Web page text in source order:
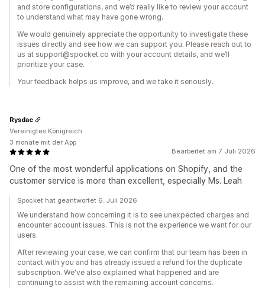
and store configurations, and we’d really like to review your account
to understand what may have gone wrong.
We would genuinely appreciate the opportunity to investigate these
issues directly and see how we can support you. Please reach out to
us at support@spocket.co with your account details, and we’ll
prioritize your case.
Your feedback helps us improve, and we take it seriously.
Bearbeitet am 7. Juli 2026
One of the most wonderful applications on Shopify, and the
customer service is more than excellent, especially Ms. Leah
Rysdac
Vereinigtes Königreich
3 monate mit der App
Spocket hat geantwortet 6. Juli 2026
We understand how concerning it is to see unexpected charges and
encounter account issues. This is not the experience we want for our
users.
After reviewing your case, we can confirm that our team has been in
contact with you and has already issued a refund for the duplicate
subscription. We've also explained what happened and are
continuing to assist with the remaining account concerns.